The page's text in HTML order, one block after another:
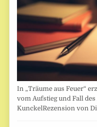
In „Träume aus Feuer“
vom Aufstieg und Fall
KunckelRezension von